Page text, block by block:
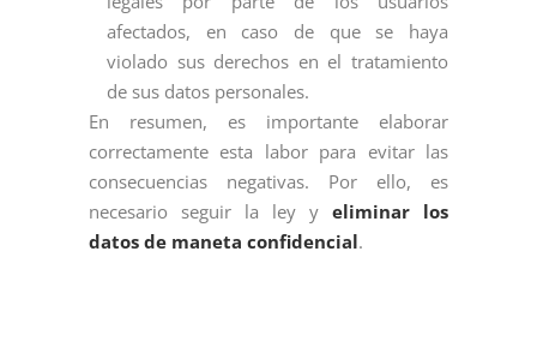
afectados, en caso de que se haya
violado sus derechos en el tratamiento
de sus datos personales.
En resumen, es importante elaborar
correctamente esta labor para evitar las
consecuencias negativas. Por ello, es
necesario seguir la ley y eliminar los
datos de maneta confidencial.